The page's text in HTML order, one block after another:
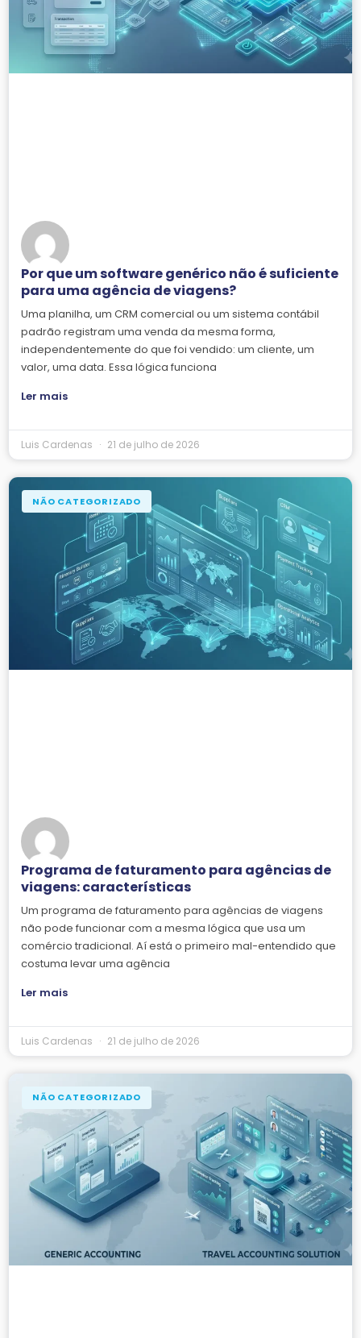
Por que um software genérico não é suficiente
para uma agência de viagens?
Uma planilha, um CRM comercial ou um sistema contábil
padrão registram uma venda da mesma forma,
independentemente do que foi vendido: um cliente, um
valor, uma data. Essa lógica funciona
Ler mais
Luis Cardenas 21 de julho de 2026
NÃO CATEGORIZADO
Programa de faturamento para agências de
viagens: características
Um programa de faturamento para agências de viagens
não pode funcionar com a mesma lógica que usa um
comércio tradicional. Aí está o primeiro mal-entendido que
costuma levar uma agência
Ler mais
Luis Cardenas 21 de julho de 2026
NÃO CATEGORIZADO